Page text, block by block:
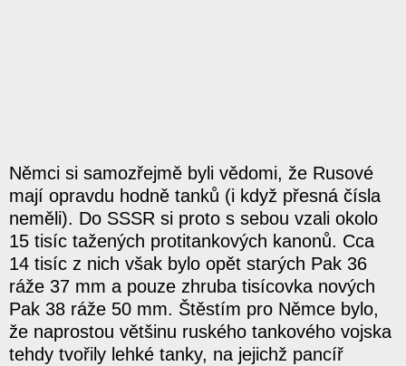
Němci si samozřejmě byli vědomi, že Rusové
mají opravdu hodně tanků (i když přesná čísla
neměli). Do SSSR si proto s sebou vzali okolo
15 tisíc tažených protitankových kanonů. Cca
14 tisíc z nich však bylo opět starých Pak 36
ráže 37 mm a pouze zhruba tisícovka nových
Pak 38 ráže 50 mm. Štěstím pro Němce bylo,
že naprostou většinu ruského tankového vojska
tehdy tvořily lehké tanky, na jejichž pancíř